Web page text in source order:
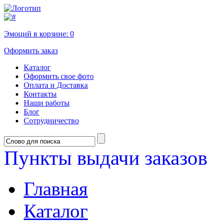
Эмоций в корзине: 0
Оформить заказ
Каталог
Оформить свое фото
Оплата и Доставка
Контакты
Наши работы
Блог
Сотрудничество
Пункты выдачи заказов
Главная
Каталог